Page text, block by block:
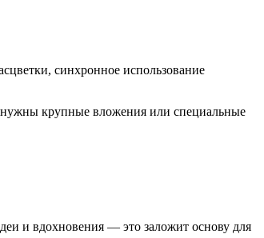
синхронное использование
нужны крупные вложения или специальные
и вдохновения — это заложит основу для